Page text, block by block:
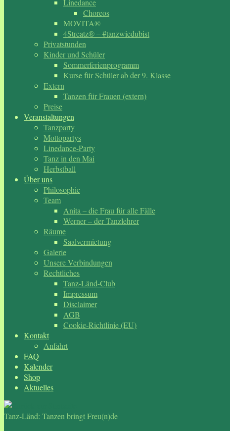
Linedance
Choreos
MOVITA®
4Streatz® – #tanzwiedubist
Privatstunden
Kinder und Schüler
Sommerferienprogramm
Kurse für Schüler ab der 9. Klasse
Extern
Tanzen für Frauen (extern)
Preise
Veranstaltungen
Tanzparty
Mottopartys
Linedance-Party
Tanz in den Mai
Herbstball
Über uns
Philosophie
Team
Anita – die Frau für alle Fälle
Werner – der Tanzlehrer
Räume
Saalvermietung
Galerie
Unsere Verbindungen
Rechtliches
Tanz-Länd-Club
Impressum
Disclaimer
AGB
Cookie-Richtlinie (EU)
Kontakt
Anfahrt
FAQ
Kalender
Shop
Aktuelles
Tanz-Länd: Tanzen bringt Freu(n)de